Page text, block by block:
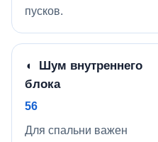
пусков.
◖ Шум внутреннего
блока
56
Для спальни важен